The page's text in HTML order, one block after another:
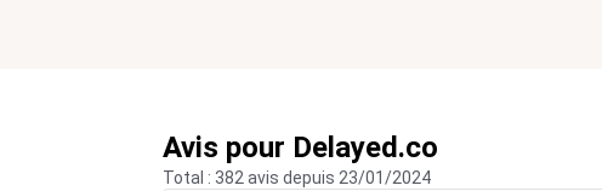
Avis pour Delayed.co
Total : 382 avis depuis 23/01/2024